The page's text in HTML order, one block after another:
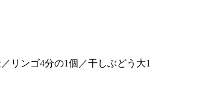
リンゴ4分の1個／干しぶどう大1